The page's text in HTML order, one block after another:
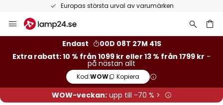
Europas största urval av varumärken
Hoppa
till
Endast
00D 08T 27M 40S
Extra rabatt: 10 % från 1099 kr eller 13 % från 1799 kr -
på nästan allt
Kod:WOW Kopiera
WOW-veckan:upp till -70 % >